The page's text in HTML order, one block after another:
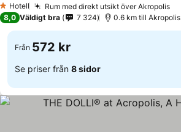
1 Stjärnor
Hotell Rum med direkt utsikt över Akropolis
8,0 Väldigt bra 7 324 0.6 km till Akropolis
Från 572 kr
Se priser från 8 sidor